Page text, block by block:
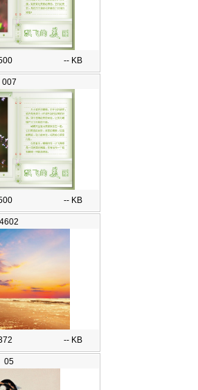
-- KB
007
-- KB
4602
-- KB
05